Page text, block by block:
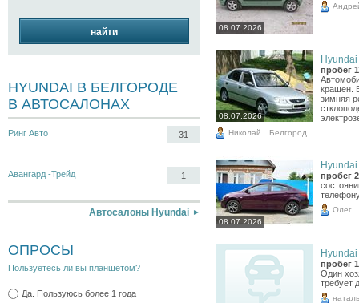
найти
HYUNDAI В БЕЛГОРОДЕ
В АВТОСАЛОНАХ
Ринг Авто 31
Авангард -Трейд 1
Автосалоны Hyundai
ОПРОСЫ
Пользуетесь ли вы планшетом?
Да. Пользуюсь более 1 года
08.07.2026
08.07.2026
Hyundai
пробег
крашен.
зимняя
Николай Белгород
08.07.2026
Hyundai
пробег
Олег
Hyundai
пробег
Один
требует